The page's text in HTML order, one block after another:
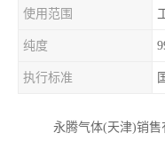
使用范围
纯度
执行标准
永腾气体(天津)销售